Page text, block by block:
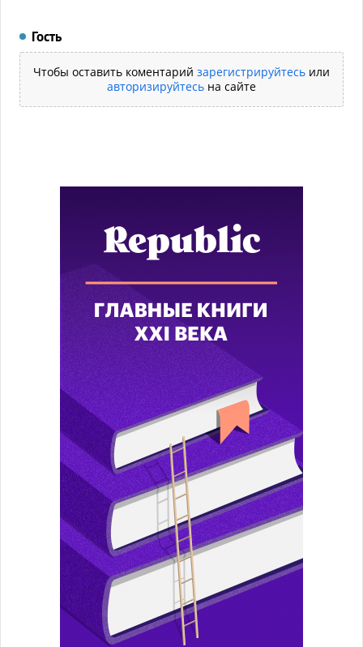
Гость
Чтобы оставить коментарий зарегистрируйтесь или
авторизируйтесь на сайте